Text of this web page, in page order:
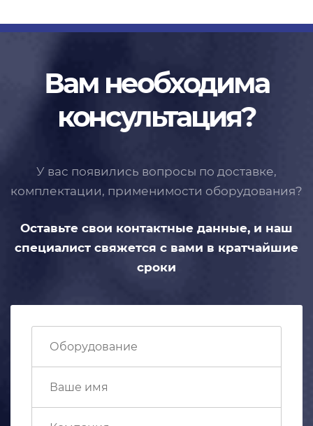
Вам необходима
консультация?
У вас появились вопросы по доставке,
комплектации, применимости оборудования?
Оставьте свои контактные данные, и наш
специалист свяжется с вами в кратчайшие
сроки